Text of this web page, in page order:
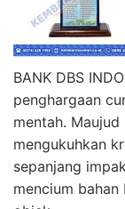
BANK DBS
penghargaan
mentah.
mengukuhkan
sepanjang
mencium